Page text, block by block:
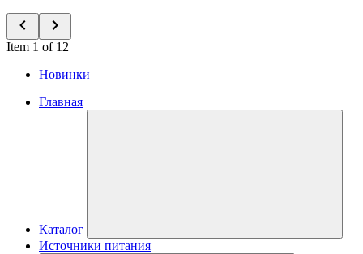
Item 1 of 12
Новинки
Главная
Каталог
Источники питания